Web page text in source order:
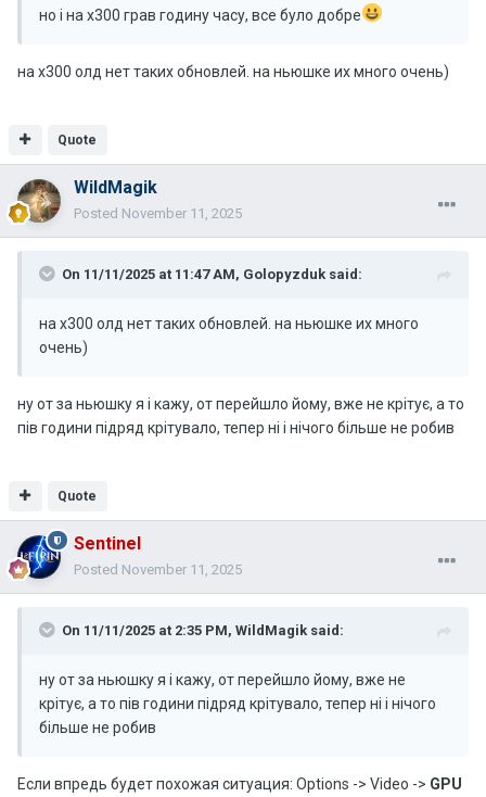
но і на х300 грав годину часу, все було добре
на х300 олд нет таких обновлей. на ньюшке их много очень)
Quote
WildMagik
Posted November 11, 2025
On 11/11/2025 at 11:47 AM, Golopyzduk said:
на х300 олд нет таких обновлей. на ньюшке их много
очень)
ну от за ньюшку я і кажу, от перейшло йому, вже не крітує, а то
пів години підряд крітувало, тепер ні і нічого більше не робив
Quote
Sentinel
Posted November 11, 2025
On 11/11/2025 at 2:35 PM, WildMagik said:
ну от за ньюшку я і кажу, от перейшло йому, вже не
крітує, а то пів години підряд крітувало, тепер ні і нічого
більше не робив
Если впредь будет похожая ситуация: Options -> Video -> GPU